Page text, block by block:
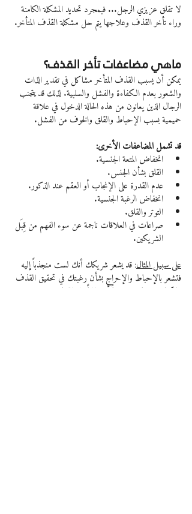
لا تقلق عزيزي الرجل... فبمجرد تحديد المشكلة الكامنة
وراء تأخر القذف وعلاجها يتم حل مشكلة القذف المتأخر.
ماهي مضاعفات تأخر القذف؟
يمكن أن يسبب القذف المتأخر مشاكل في تقدير الذات
والشعور بعدم الكفاءة والفشل والسلبية. لذلك قد يتجنب
الرجال الذين يعانون من هذه الحالة الدخول في علاقة
حميمية بسبب الإحباط والقلق والخوف من الفشل.
قد تشمل المضاعفات الأخرى:
انخفاض المتعة الجنسية.
القلق بشأن الجنس.
عدم القدرة على الإنجاب أو العقم عند الذكور.
انخفاض الرغبة الجنسية.
التوتر والقلق.
صراعات في العلاقات ناجمة عن سوء الفهم من قِبَل
الشريكين.
على سبيل المثال: قد يشعر شريكك أنك لست منجذباً إليه
فتشعر بالإحباط والإحراج بشأن رغبتك في تحقيق القذف
ولكنك غير قادر جسدياً أو عقلياً على القيام بذلك.